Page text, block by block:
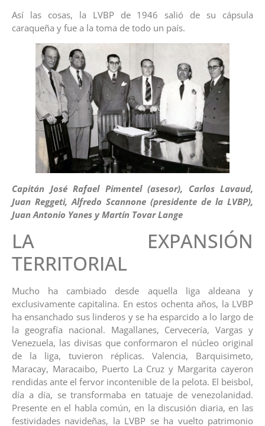
Así las cosas, la LVBP de 1946 salió de su cápsula
caraqueña y fue a la toma de todo un país.
Capitán José Rafael Pimentel (asesor), Carlos Lavaud,
Juan Reggeti, Alfredo Scannone (presidente de la LVBP),
Juan Antonio Yanes y Martín Tovar Lange
LA EXPANSIÓN
TERRITORIAL
Mucho ha cambiado desde aquella liga aldeana y
exclusivamente capitalina. En estos ochenta años, la LVBP
ha ensanchado sus linderos y se ha esparcido a lo largo de
la geografía nacional. Magallanes, Cervecería, Vargas y
Venezuela, las divisas que conformaron el núcleo original
de la liga, tuvieron réplicas. Valencia, Barquisimeto,
Maracay, Maracaibo, Puerto La Cruz y Margarita cayeron
rendidas ante el fervor incontenible de la pelota. El beisbol,
día a día, se transformaba en tatuaje de venezolanidad.
Presente en el habla común, en la discusión diaria, en las
festividades navideñas, la LVBP se ha vuelto patrimonio